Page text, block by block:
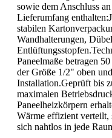
sowie dem Anschluss
Lieferumfang
stabilen
Wandhalterungen,
Paneelmaße betragen
der Größe 1/2" oben
Installation.Geprüft bis
maximalen
Paneelheizkörpern
Wärme effizient verteilt,
sich nahtlos in jede